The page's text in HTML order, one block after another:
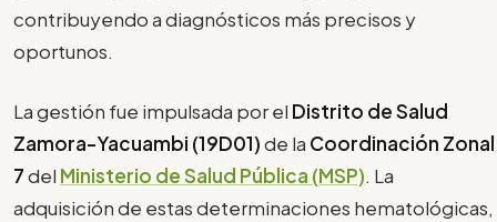
contribuyendo a diagnósticos más precisos y
oportunos.
La gestión fue impulsada por el Distrito de Salud
Zamora-Yacuambi (19D01)de la Coordinación Zonal
7del Ministerio de Salud Pública (MSP). La
adquisición de estas determinaciones hematológicas,